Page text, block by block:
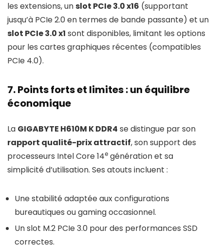
les extensions, unslot PCIe 3.0 x16 (supportant
jusqu’à PCIe 2.0 en termes de bande passante) et un
slot PCIe 3.0 x1 sont disponibles, limitant les options
pour les cartes graphiques récentes (compatibles
PCIe 4.0).
7. Points forts et limites : un équilibre
économique
La GIGABYTE H610M K DDR4 se distingue par son
rapport qualité-prix attractif, son support des
processeurs Intel Core 14e génération et sa
simplicité d’utilisation. Ses atouts incluent :
Une stabilité adaptée aux configurations
bureautiques ou gaming occasionnel.
Un slot M.2 PCIe 3.0 pour des performances SSD
correctes.